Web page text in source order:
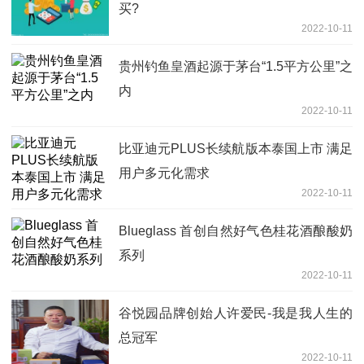
买?
2022-10-11
贵州钓鱼皇酒起源于茅台“1.5平方公里”之
内
2022-10-11
比亚迪元PLUS长续航版本泰国上市 满足
用户多元化需求
2022-10-11
Blueglass 首创自然好气色桂花酒酿酸奶
系列
2022-10-11
谷悦园品牌创始人许爱民-我是我人生的
总冠军
2022-10-11